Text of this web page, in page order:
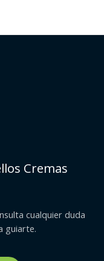
Cremas
cualquier duda
guiarte.